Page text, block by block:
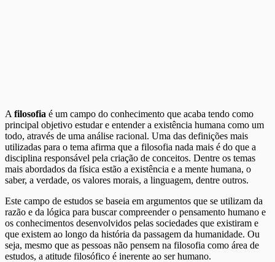
A filosofia é um campo do conhecimento que acaba tendo como
principal objetivo estudar e entender a existência humana como um
todo, através de uma análise racional. Uma das definições mais
utilizadas para o tema afirma que a filosofia nada mais é do que a
disciplina responsável pela criação de conceitos. Dentre os temas
mais abordados da física estão a existência e a mente humana, o
saber, a verdade, os valores morais, a linguagem, dentre outros.
Este campo de estudos se baseia em argumentos que se utilizam da
razão e da lógica para buscar compreender o pensamento humano e
os conhecimentos desenvolvidos pelas sociedades que existiram e
que existem ao longo da história da passagem da humanidade. Ou
seja, mesmo que as pessoas não pensem na filosofia como área de
estudos, a atitude filosófico é inerente ao ser humano.